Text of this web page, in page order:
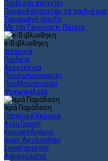
Παιδί και παιχνίδι
Προφυλάσσοντας τα παιδιά μας
Ταραγμένη άνοιξη
Με τον Γέροντα π. Παϊσιο
e-Βιβλιοθηκη
Ιστορικά
Παιδεία
Λογοτεχνία
Προσωπογραφίες
Προβληματισμοί
Ψυχωφέλιμα
Ιερά Παράδοση
Πατερικά Κείμενα
Αγία Γραφή
Κυριακοδρόμιο
Ιερές Ακολουθίες
Συναξαριστής
Αφιερώματα